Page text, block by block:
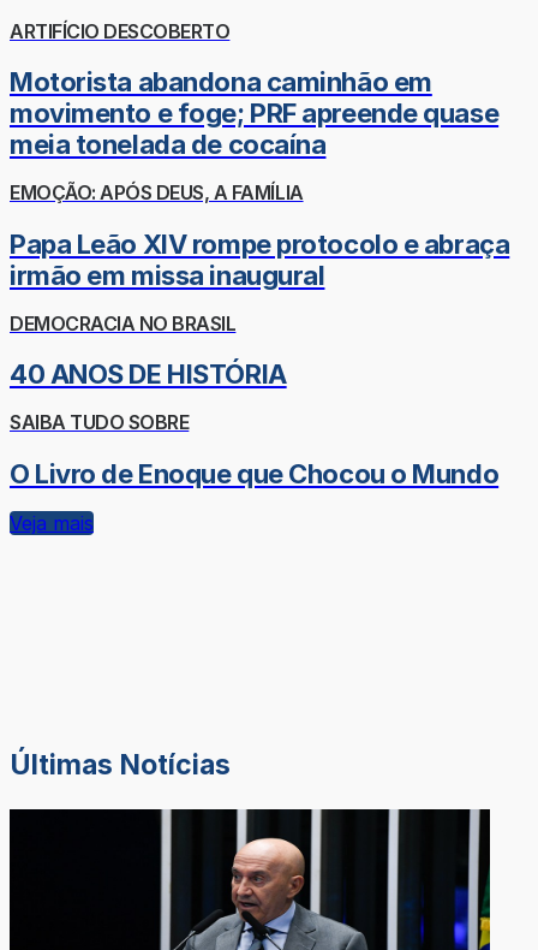
ARTIFÍCIO DESCOBERTO
Motorista abandona caminhão em
movimento e foge; PRF apreende quase
meia tonelada de cocaína
EMOÇÃO: APÓS DEUS, A FAMÍLIA
Papa Leão XIV rompe protocolo e abraça
irmão em missa inaugural
DEMOCRACIA NO BRASIL
40 ANOS DE HISTÓRIA
SAIBA TUDO SOBRE
O Livro de Enoque que Chocou o Mundo
Veja mais
Últimas Notícias